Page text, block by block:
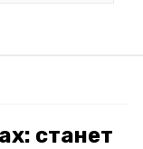
станет